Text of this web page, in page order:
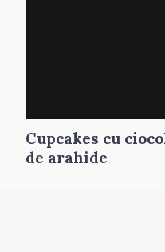
Cupcakes cu
de arahide